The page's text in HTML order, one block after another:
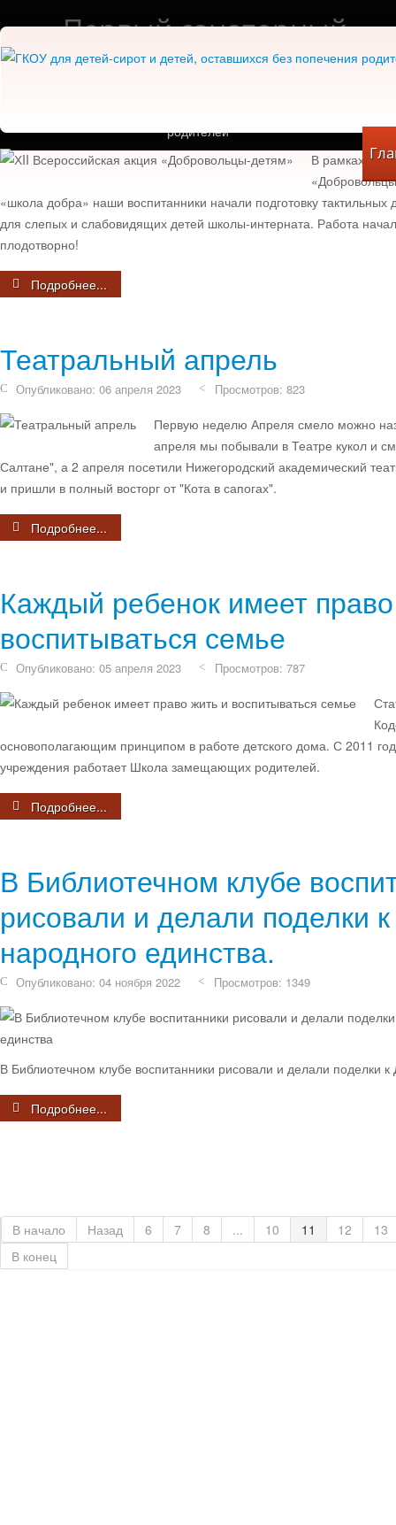
«Первый санаторный
детский дом»
родителей
«Первый санаторный
детский дом»
родителей
«Первый санаторный
детский дом»
родителей
ХII Всероссийская акция
В рамках ХII
«школа добра» наши воспитанники начали подготовку тактильных
для слепых и слабовидящих детей школы-интерната. Работа
плодотворно!
Подробнее...
Театральный апрель
Опубликовано: 06 апреля 2023 Просмотров: 823
Первую неделю Апреля смело можно
апреля мы побывали в Театре кукол и
Салтане", а 2 апреля посетили Нижегородский академический
и пришли в полный восторг от "Кота в сапогах".
Подробнее...
Каждый ребенок имеет
воспитываться семье
Опубликовано: 05 апреля 2023 Просмотров: 787
основополагающим принципом в работе детского дома. С 2011
учреждения работает Школа замещающих родителей.
Подробнее...
В Библиотечном клубе
рисовали и делали поделки
народного единства.
Опубликовано: 04 ноября 2022 Просмотров: 1349
В Библиотечном клубе воспитанники рисовали и делали поделки
Подробнее...
В начало Назад 6 7 8 ... 10 11 12
13
В конец